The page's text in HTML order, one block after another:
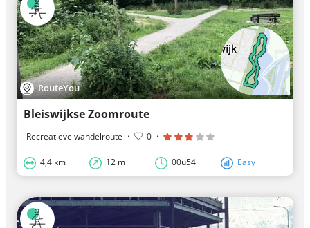
RouteYou
Bleiswijkse Zoomroute
Recreatieve wandelroute · 0 ·
4,4 km 12 m 00u54 Easy